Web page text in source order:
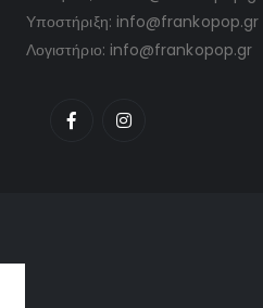
Υποστήριξη: info@frankopop.gr
Λογιστήριο: info@frankopop.gr